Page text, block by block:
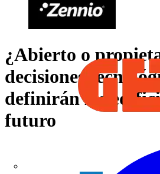
¿Abierto o
decisiones
definirán los
futuro